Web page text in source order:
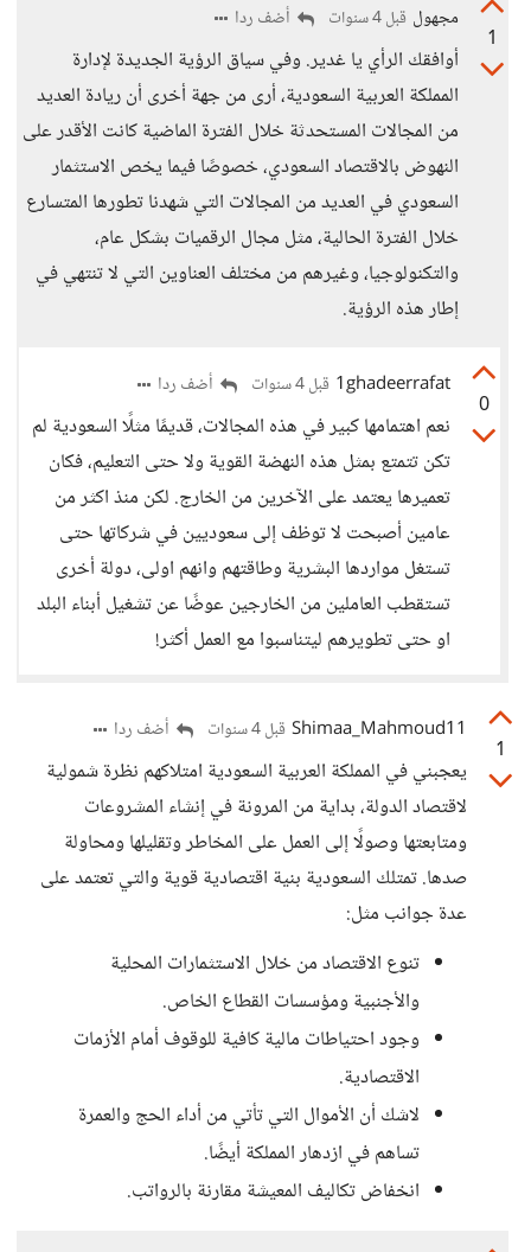
1
مجهول قبل 4 سنوات أضف ردا
أوافقك الرأي يا غدير. وفي سياق الرؤية الجديدة لإدارة
المملكة العربية السعودية، أرى من جهة أخرى أن ريادة العديد
من المجالات المستحدثة خلال الفترة الماضية كانت الأقدر على
النهوض بالاقتصاد السعودي، خصوصًا فيما يخص الاستثمار
السعودي في العديد من المجالات التي شهدنا تطورها المتسارع
خلال الفترة الحالية، مثل مجال الرقميات بشكل عام،
والتكنولوجيا، وغيرهم من مختلف العناوين التي لا تنتهي في
إطار هذه الرؤية.
0
1ghadeerrafat قبل 4 سنوات أضف ردا
نعم اهتمامها كبير في هذه المجالات، قديمًا مثلًا السعودية لم
تكن تتمتع بمثل هذه النهضة القوية ولا حتى التعليم، فكان
تعميرها يعتمد على الآخرين من الخارج. لكن منذ اكثر من
عامين أصبحت لا توظف إلى سعوديين في شركاتها حتى
تستغل مواردها البشرية وطاقتهم وانهم اولى، دولة أخرى
تستقطب العاملين من الخارجين عوضًا عن تشغيل أبناء البلد
او حتى تطويرهم ليتناسبوا مع العمل أكثر!
1
Shimaa_Mahmoud11 قبل 4 سنوات أضف ردا
يعجبني في المملكة العربية السعودية امتلاكهم نظرة شمولية
لاقتصاد الدولة، بداية من المرونة في إنشاء المشروعات
ومتابعتها وصولًا إلى العمل على المخاطر وتقليلها ومحاولة
صدها. تمتلك السعودية بنية اقتصادية قوية والتي تعتمد على
عدة جوانب مثل:
تنوع الاقتصاد من خلال الاستثمارات المحلية
والأجنبية ومؤسسات القطاع الخاص.
وجود احتياطات مالية كافية للوقوف أمام الأزمات
الاقتصادية.
لاشك أن الأموال التي تأتي من أداء الحج والعمرة
تساهم في ازدهار المملكة أيضًا.
انخفاض تكاليف المعيشة مقارنة بالرواتب.